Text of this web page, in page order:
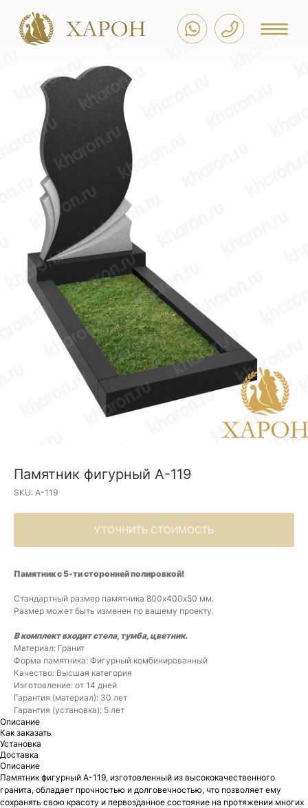
Памятник фигурный А-119
SKU: A-119
УТОЧНИТЬ СТОИМОСТЬ
Памятник с 5-ти сторонней полировкой!
Стандартный размер памятника 800х400х50 мм.
Размер может быть изменен по вашему проекту.
В комплект входит стела, тумба, цветник.
Материал: Гранит
Форма памятника: Фигурный комбинированный
Качество: Высшая категория
Изготовление: от 14 дней
Гарантия (материал): 30 лет
Гарантия (установка): 5 лет
Описание
Как заказать
Установка
Доставка
Описание
Памятник фигурный А-119, изготовленный из высококачественного
гранита, обладает прочностью и долговечностью, что позволяет ему
сохранять свою красоту и первозданное состояние на протяжении многих